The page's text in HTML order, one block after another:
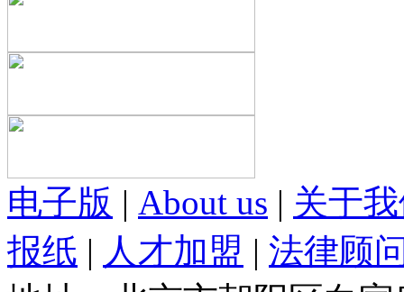
电子版 | About us | 关于
报纸 | 人才加盟 | 法律顾